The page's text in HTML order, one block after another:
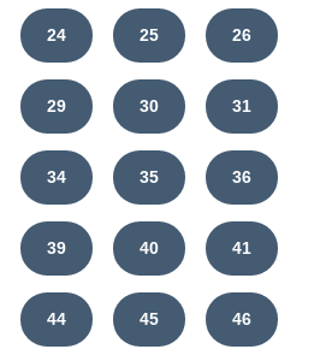
24 25 26
29 30 31
34 35 36
39 40 41
44 45 46